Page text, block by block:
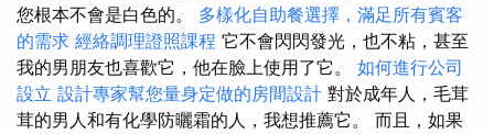
您根本不會是白色的。 多樣化自助餐選擇，滿足所有賓客
的需求 經絡調理證照課程 它不會閃閃發光，也不粘，甚至
我的男朋友也喜歡它，他在臉上使用了它。 如何進行公司
設立 設計專家幫您量身定做的房間設計 對於成年人，毛茸
茸的男人和有化學防曬霜的人，我想推薦它。 而且，如果